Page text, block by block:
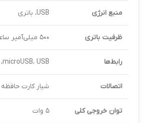
منبع انرژی USB، باتری
ظرفیت باتری ۵۰۰ میلی‌آمپر ساعت
رابط‌ها microUSB، USB، بلوتوث
اتصالات شیار کارت حافظه
توان خروجی کلی ۵ وات